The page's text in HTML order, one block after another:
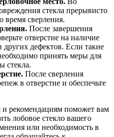
стекла прерывисто
время сверления.
После завершения
отверстие на наличие
дефектов. Если такие
принять меры для
стекла.
После сверления
в отверстие и обеспечьте
рекомендациям поможет вам
лобовое стекло вашего
или необходимость в